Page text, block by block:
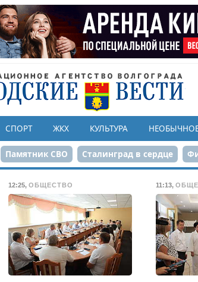
СПОРТ ЖКХ КУЛЬТУРА
Памятник СВО Сталинград в сердце
80-летие Победы Парк Героев-
12:25,ОБЩЕСТВО 11:13,